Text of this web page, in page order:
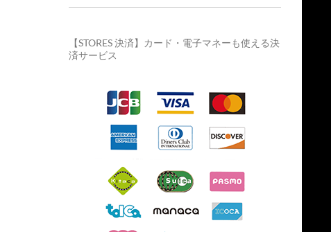
【STORES 決済】カード・電子マネーも使える決
済サービス